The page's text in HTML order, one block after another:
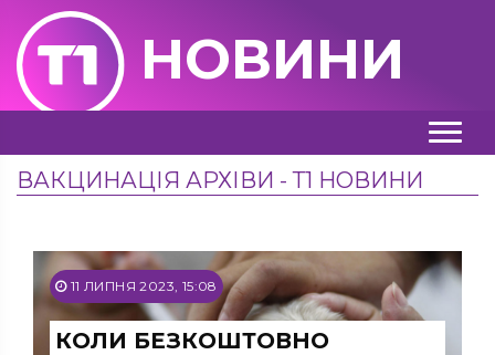
НОВИНИ
ВАКЦИНАЦІЯ АРХІВИ - Т1 НОВИНИ
11 ЛИПНЯ 2023, 15:08
КОЛИ БЕЗКОШТОВНО